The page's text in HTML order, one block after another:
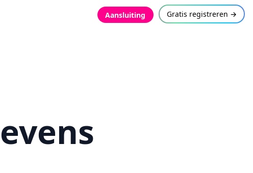
Aansluiting Gratis registreren →